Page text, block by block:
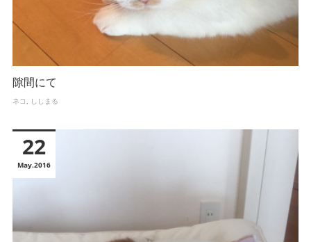
隙間にて
ネコ ししまる
22
May 2016